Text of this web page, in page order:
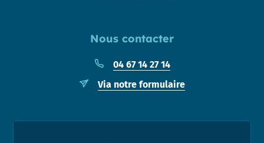
Nous contacter
04 67 14 27 14
Via notre formulaire